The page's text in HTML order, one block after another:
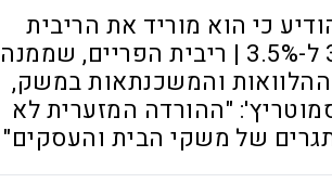
כי הוא מוריד את הריבית
במשק מ-3.75% ל-3.5% | ריבית הפריים, שממנה
ההלוואות והמשכנתאות במשק,
ל-5% | סמוטריץ': "ההורדה המזערית לא
של משקי הבית והעסקים"